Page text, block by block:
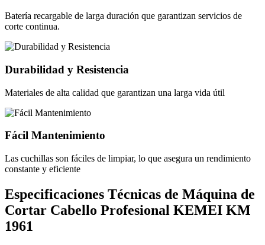
Batería recargable de larga duración que garantizan servicios de
corte continua.
Durabilidad y Resistencia
Materiales de alta calidad que garantizan una larga vida útil
Fácil Mantenimiento
Las cuchillas son fáciles de limpiar, lo que asegura un rendimiento
constante y eficiente
Especificaciones Técnicas de Máquina de
Cortar Cabello Profesional KEMEI KM
1961